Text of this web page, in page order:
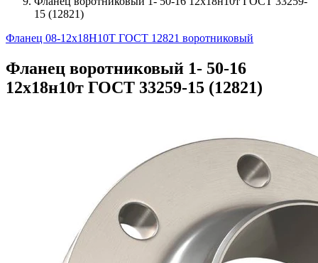
15 (12821)
Фланец 08-12х18Н10Т ГОСТ 12821 воротниковый
Фланец воротниковый 1- 50-16
12х18н10т ГОСТ 33259-15 (12821)